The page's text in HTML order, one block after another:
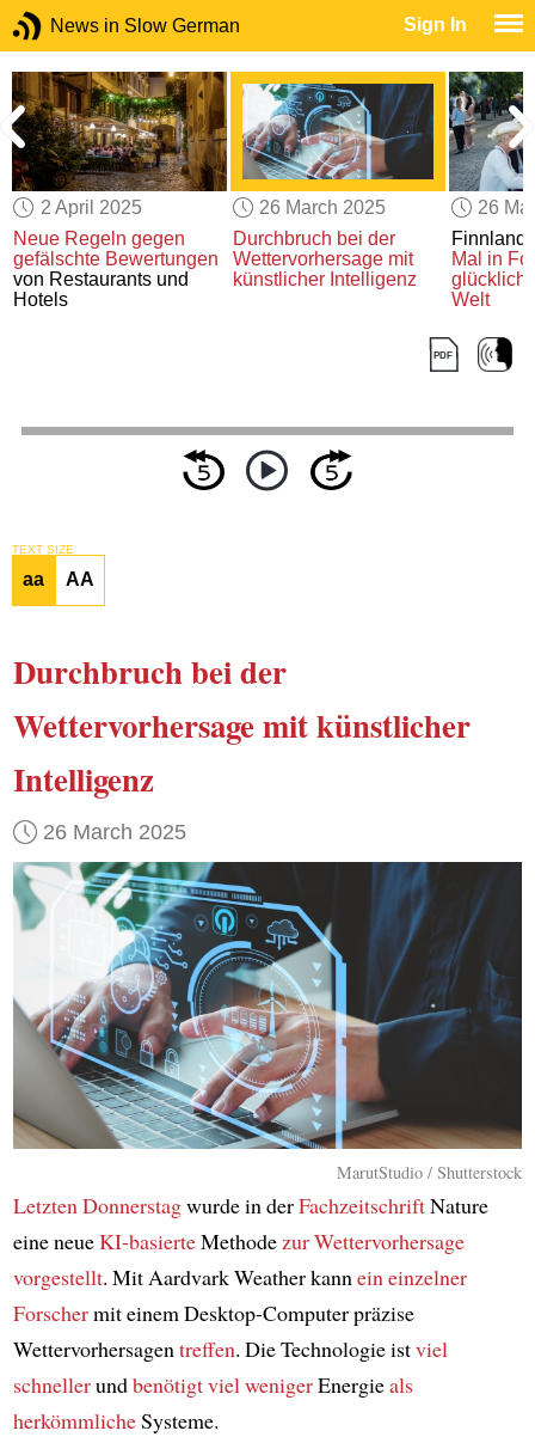
News in Slow German Sign In
2 April 2025
Neue Regeln gegen
gefälschte Bewertungen
von Restaurants und
Hotels
26 March 2025
Durchbruch bei der
Wettervorhersage mit
künstlicher Intelligenz
26
Finnland
Mal in
Welt
TEXT SIZE
aa AA
Durchbruchbei der
Wettervorhersagemit künstlicher
Intelligenz
26 March 2025
MarutStudio / Shutterstock
Letzten Donnerstagwurde in derFachzeitschriftNature
eine neueKI-basierteMethodezur Wettervorhersage
vorgestellt. Mit Aardvark Weather kannein einzelner
Forschermit einem Desktop-Computer präzise
Wettervorhersagentreffen. Die Technologie istviel
schnellerundbenötigt viel wenigerEnergieals
herkömmlicheSysteme.